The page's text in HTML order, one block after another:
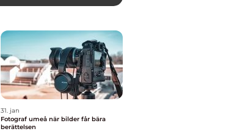
31. jan
Fotograf umeå när bilder får bära
berättelsen